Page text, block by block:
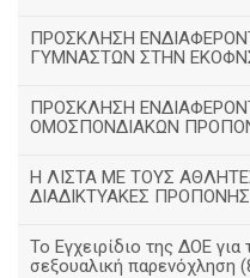
ΠΡΟΣΚΛΗΣΗ
ΓΥΜΝΑΣΤΩΝ ΣΤΗΝ
ΠΡΟΣΚΛΗΣΗ
ΟΜΟΣΠΟΝΔΙΑΚΩΝ
H ΛΙΣΤΑ ΜΕ ΤΟΥΣ
ΔΙΑΔΙΚΤΥΑΚΕΣ
Το Εγχειρίδιο της ΔΟΕ
σεξουαλική παρενόχληση